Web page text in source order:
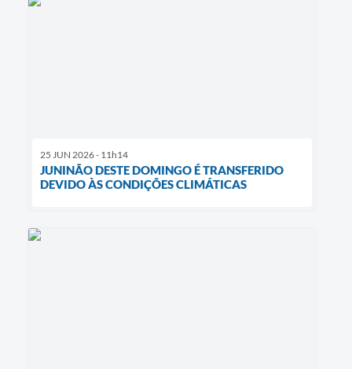
25 JUN 2026 - 11h14
JUNINÃO DESTE DOMINGO É TRANSFERIDO
DEVIDO ÀS CONDIÇÕES CLIMÁTICAS